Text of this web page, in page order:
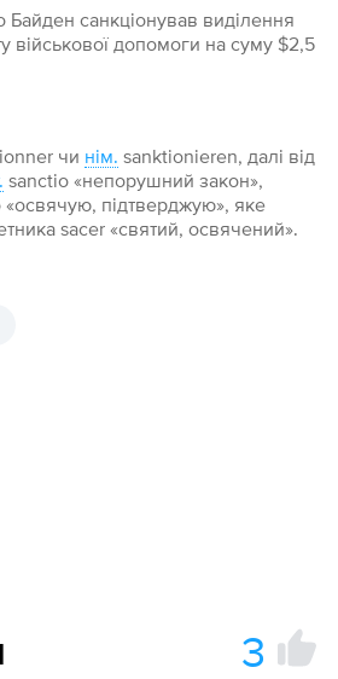
санкціонував виділення
військової допомоги на суму $2,5
чи нім. sanktionieren, далі від
sanctio «непорушний закон»,
«освячую, підтверджую», яке
sacer «святий, освячений».
3